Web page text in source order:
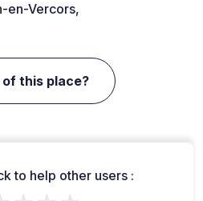
en-Vercors,
this place?
to help other users :